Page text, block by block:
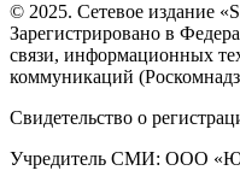
© 2025. Сетевое издание
Зарегистрировано в
связи, информационных
коммуникаций
Свидетельство о
Учредитель СМИ: ООО